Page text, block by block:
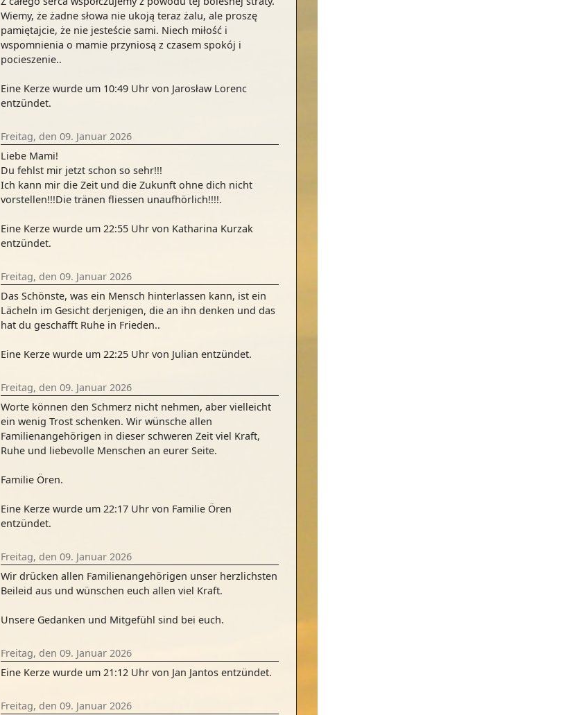
Wiemy, że żadne słowa nie ukoją teraz żalu, ale proszę
pamiętajcie, że nie jesteście sami. Niech miłość i
wspomnienia o mamie przyniosą z czasem spokój i
pocieszenie..
Eine Kerze wurde um 10:49 Uhr von Jarosław Lorenc
entzündet.
Freitag, den 09. Januar 2026
Liebe Mami!
Du fehlst mir jetzt schon so sehr!!!
Ich kann mir die Zeit und die Zukunft ohne dich nicht
vorstellen!!!Die tränen fliessen unaufhörlich!!!!.
Eine Kerze wurde um 22:55 Uhr von Katharina Kurzak
entzündet.
Freitag, den 09. Januar 2026
Das Schönste, was ein Mensch hinterlassen kann, ist ein
Lächeln im Gesicht derjenigen, die an ihn denken und das
hat du geschafft Ruhe in Frieden..
Eine Kerze wurde um 22:25 Uhr von Julian entzündet.
Freitag, den 09. Januar 2026
Worte können den Schmerz nicht nehmen, aber vielleicht
ein wenig Trost schenken. Wir wünsche allen
Familienangehörigen in dieser schweren Zeit viel Kraft,
Ruhe und liebevolle Menschen an eurer Seite.
Familie Ören.
Eine Kerze wurde um 22:17 Uhr von Familie Ören
entzündet.
Freitag, den 09. Januar 2026
Wir drücken allen Familienangehörigen unser herzlichsten
Beileid aus und wünschen euch allen viel Kraft.
Unsere Gedanken und Mitgefühl sind bei euch.
Freitag, den 09. Januar 2026
Eine Kerze wurde um 21:12 Uhr von Jan Jantos entzündet.
Freitag, den 09. Januar 2026